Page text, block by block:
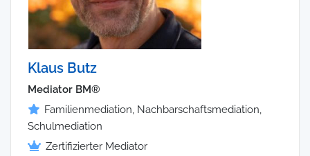
Klaus Butz
Mediator BM®
Familienmediation, Nachbarschaftsmediation,
Schulmediation
Zertifizierter Mediator